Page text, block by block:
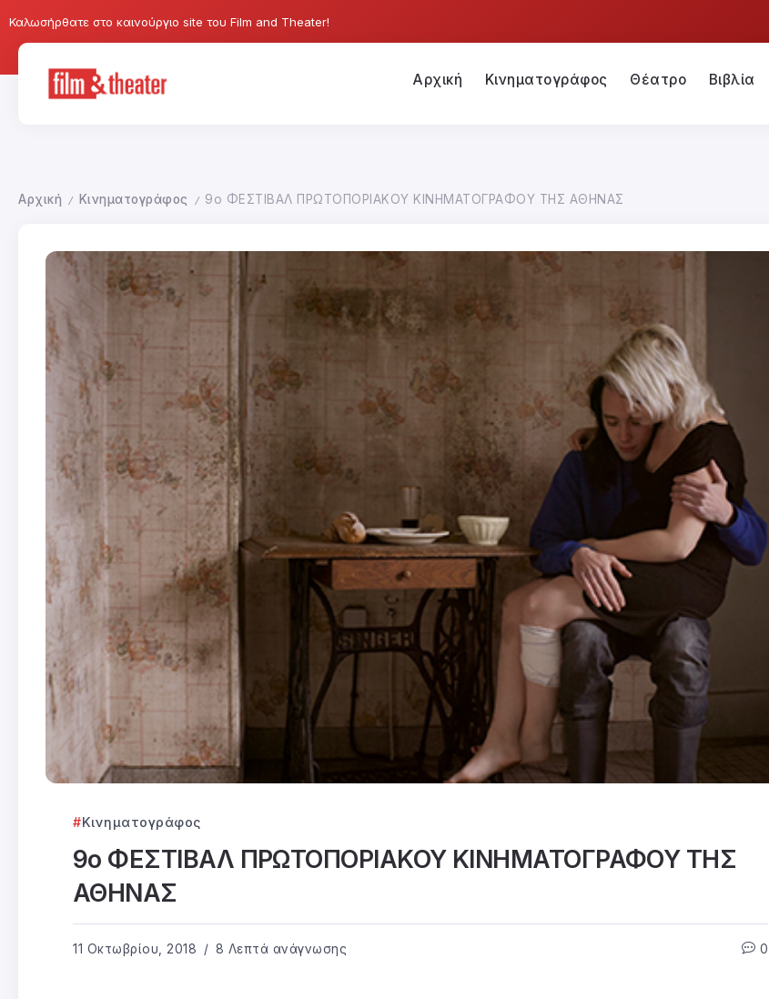
Καλωσήρθατε στο καινούργιο site του Film and Theater!
Αρχική Κινηματογράφος Θέατρο Βιβλία
Αρχική / Κινηματογράφος / 9ο ΦΕΣΤΙΒΑΛ ΠΡΩΤΟΠΟΡΙΑΚΟΥ ΚΙΝΗΜΑΤΟΓΡΑΦΟΥ ΤΗΣ ΑΘΗΝΑΣ
Κινηματογράφος
9ο ΦΕΣΤΙΒΑΛ ΠΡΩΤΟΠΟΡΙΑΚΟΥ ΚΙΝΗΜΑΤΟΓΡΑΦΟΥ ΤΗΣ
ΑΘΗΝΑΣ
11 Οκτωβρίου, 2018 8 Λεπτά ανάγνωσης 0